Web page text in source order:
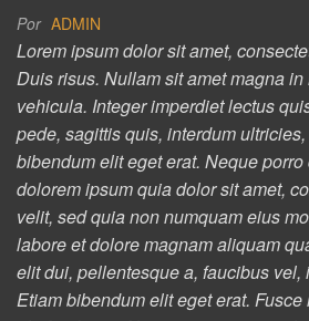
Por ADMIN
Lorem ipsum dolor sit amet,
Duis risus. Nullam sit amet magna
vehicula. Integer imperdiet lectus
pede, sagittis quis, interdum
bibendum elit eget erat. Neque
dolorem ipsum quia dolor sit amet,
velit, sed quia non numquam eius
labore et dolore magnam aliquam
elit dui, pellentesque a, faucibus vel,
Etiam bibendum elit eget erat.